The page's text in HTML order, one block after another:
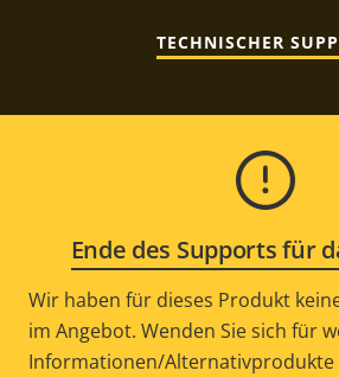
TECHNISCHER
Ende des Supports für
Wir haben für dieses Produkt
im Angebot. Wenden Sie sich für
Informationen/Alternativprodukte